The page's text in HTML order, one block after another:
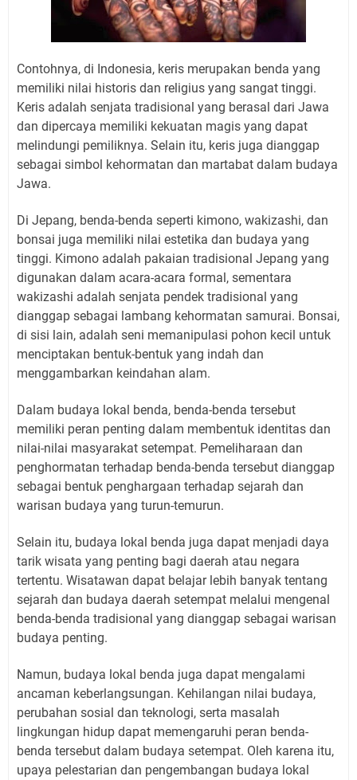
Contohnya, di Indonesia, keris merupakan benda yang
memiliki nilai historis dan religius yang sangat tinggi.
Keris adalah senjata tradisional yang berasal dari Jawa
dan dipercaya memiliki kekuatan magis yang dapat
melindungi pemiliknya. Selain itu, keris juga dianggap
sebagai simbol kehormatan dan martabat dalam budaya
Jawa.
Di Jepang, benda-benda seperti kimono, wakizashi, dan
bonsai juga memiliki nilai estetika dan budaya yang
tinggi. Kimono adalah pakaian tradisional Jepang yang
digunakan dalam acara-acara formal, sementara
wakizashi adalah senjata pendek tradisional yang
dianggap sebagai lambang kehormatan samurai. Bonsai,
di sisi lain, adalah seni memanipulasi pohon kecil untuk
menciptakan bentuk-bentuk yang indah dan
menggambarkan keindahan alam.
Dalam budaya lokal benda, benda-benda tersebut
memiliki peran penting dalam membentuk identitas dan
nilai-nilai masyarakat setempat. Pemeliharaan dan
penghormatan terhadap benda-benda tersebut dianggap
sebagai bentuk penghargaan terhadap sejarah dan
warisan budaya yang turun-temurun.
Selain itu, budaya lokal benda juga dapat menjadi daya
tarik wisata yang penting bagi daerah atau negara
tertentu. Wisatawan dapat belajar lebih banyak tentang
sejarah dan budaya daerah setempat melalui mengenal
benda-benda tradisional yang dianggap sebagai warisan
budaya penting.
Namun, budaya lokal benda juga dapat mengalami
ancaman keberlangsungan. Kehilangan nilai budaya,
perubahan sosial dan teknologi, serta masalah
lingkungan hidup dapat memengaruhi peran benda-
benda tersebut dalam budaya setempat. Oleh karena itu,
upaya pelestarian dan pengembangan budaya lokal